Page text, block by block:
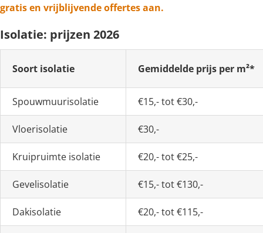
gratis en vrijblijvende offertes aan.
Isolatie: prijzen 2026
Soort isolatie Gemiddelde prijs per m²*
Spouwmuurisolatie €15,- tot €30,-
Vloerisolatie €30,-
Kruipruimte isolatie €20,- tot €25,-
Gevelisolatie €15,- tot €130,-
Dakisolatie €20,- tot €115,-